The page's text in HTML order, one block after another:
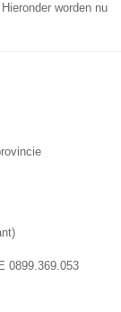
worden nu
)
0899.369.053